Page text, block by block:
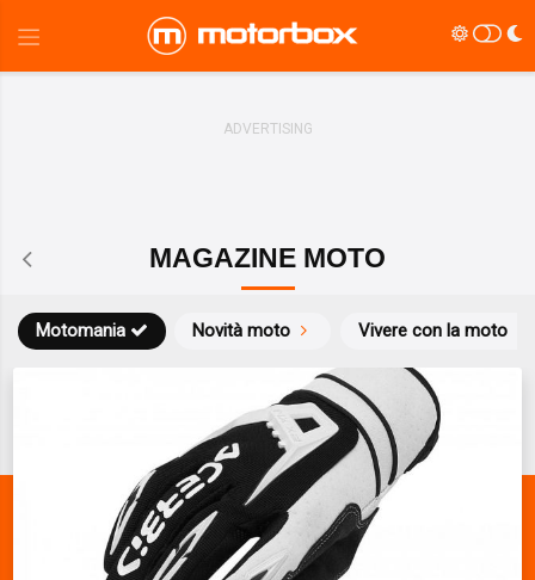
MAGAZINE MOTO
Novità moto Vivere con la moto
Motomania